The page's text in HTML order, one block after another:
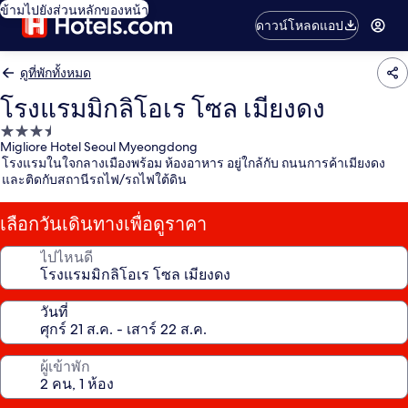
ข้ามไปยังส่วนหลักของหน้า
ดาวน์โหลดแอป
ดูที่พักทั้งหมด
โรงแรมมิกลิโอเร โซล เมียงดง
ที่พัก
3.5
ดาว
Migliore Hotel Seoul Myeongdong
โรงแรมในใจกลางเมืองพร้อม ห้องอาหาร อยู่ใกล้กับ ถนนการค้าเมียงดง
และติดกับสถานีรถไฟ/รถไฟใต้ดิน
เลือกวันเดินทางเพื่อดูราคา
ไปไหนดี
วันที่
ผู้เข้าพัก